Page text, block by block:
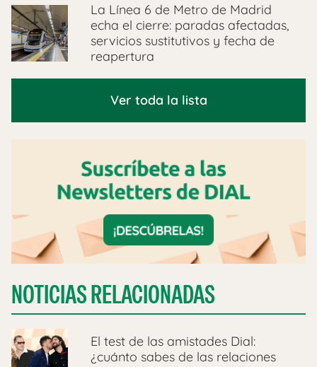
La Línea 6 de Metro de Madrid
echa el cierre: paradas afectadas,
servicios sustitutivos y fecha de
reapertura
Ver toda la lista
NOTICIAS RELACIONADAS
El test de las amistades Dial:
¿cuánto sabes de las relaciones